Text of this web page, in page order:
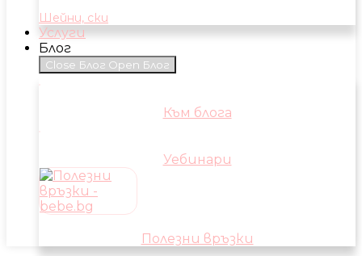
Шейни, ски
Услуги
Блог
Close Блог Open Блог
Към блога
Уебинари
Полезни връзки